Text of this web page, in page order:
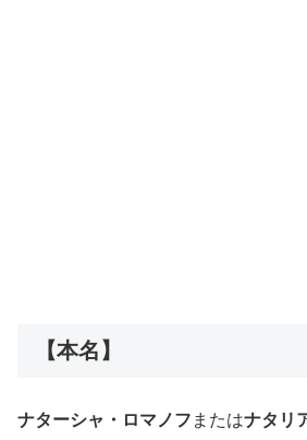
【本名】
ナターシャ・ロマノフ またはナタリ